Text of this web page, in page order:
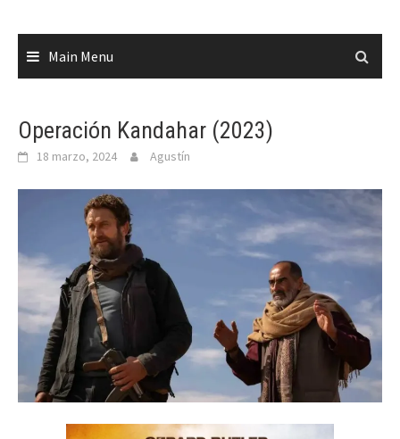
Main Menu
Operación Kandahar (2023)
18 marzo, 2024 Agustín